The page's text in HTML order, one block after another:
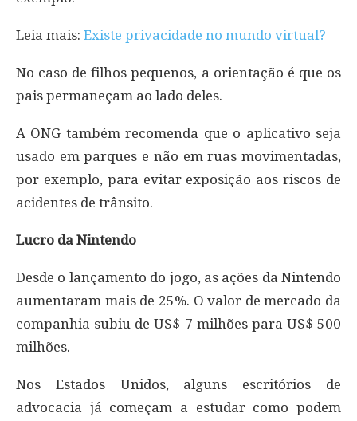
Leia mais: Existe privacidade no mundo virtual?
No caso de filhos pequenos, a orientação é que os
pais permaneçam ao lado deles.
A ONG também recomenda que o aplicativo seja
usado em parques e não em ruas movimentadas,
por exemplo, para evitar exposição aos riscos de
acidentes de trânsito.
Lucro da Nintendo
Desde o lançamento do jogo, as ações da Nintendo
aumentaram mais de 25%. O valor de mercado da
companhia subiu de US$ 7 milhões para US$ 500
milhões.
Nos Estados Unidos, alguns escritórios de
advocacia já começam a estudar como podem